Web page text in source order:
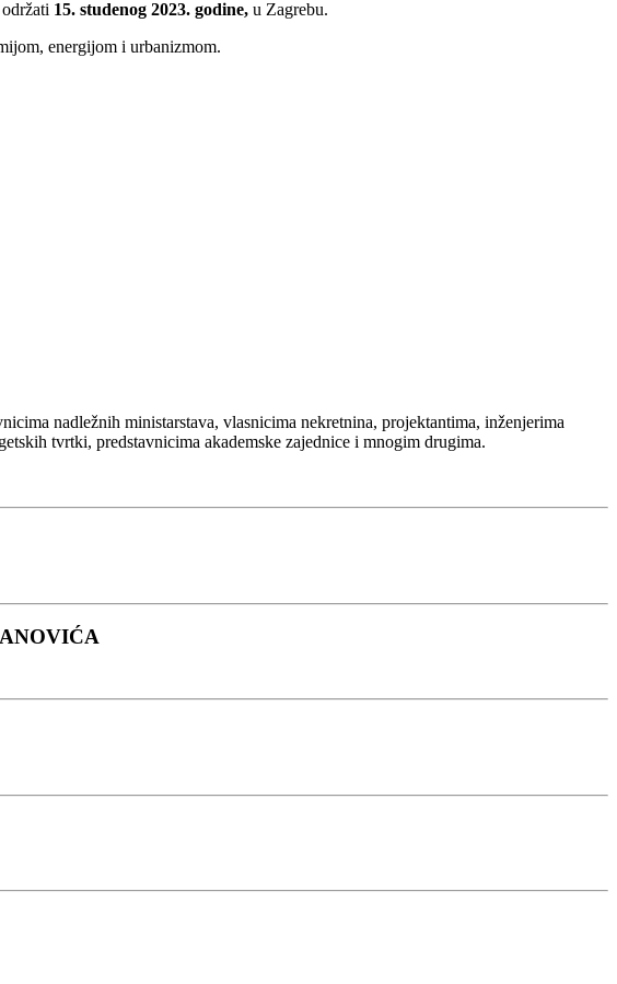
15. studenog 2023. godine, u Zagrebu.
energijom i urbanizmom.
nadležnih ministarstava, vlasnicima nekretnina, projektantima, inženjerima
tvrtki, predstavnicima akademske zajednice i mnogim drugima.